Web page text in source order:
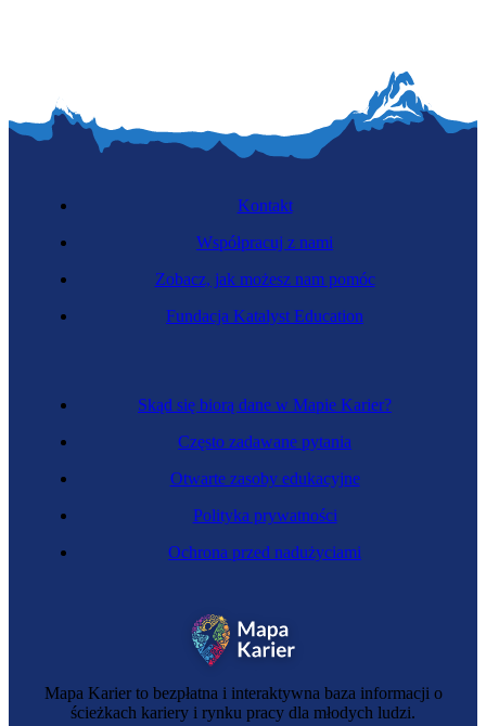
Zawód regulowany
Zawód regulowany
Maszynistka kolei linowych
Mapa Karier to bezpłatna i interaktywna baza informacji o
ścieżkach kariery i rynku pracy dla młodych ludzi.
Skąd się biorą dane w Mapie Karier?
Często zadawane pytania
Otwarte zasoby edukacyjne
Polityka prywatności
Ochrona przed nadużyciami
Kontakt
Współpracuj z nami
Zobacz, jak możesz nam pomóc
Fundacja Katalyst Education